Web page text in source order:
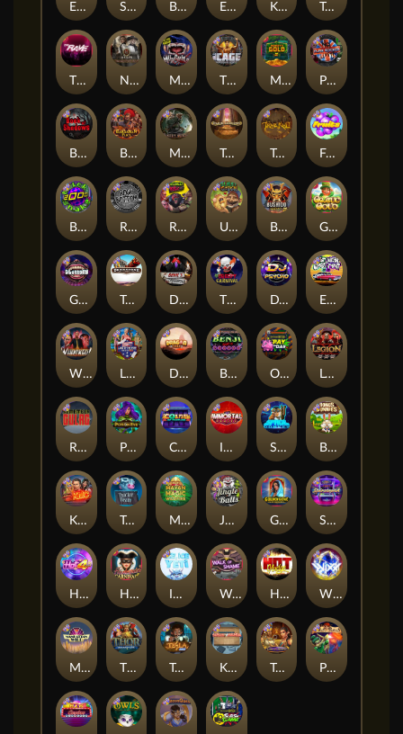
Munchies
Skate or Die
Nexus Tombstone RIP
Outsourced: Payday
Tombstone No Mercy
Manhattan Goes Wild
Roadkill
Kiss My Chainsaw
Book Of Shadows
Rock Bottom
Tractor Beam
The Cage
Hot Nudge
Space Donkey
El Pasa Gunfight xNudge
Land of the Free
Brick Snake 2000
Starstruck
Monkey's Gold xPays
Benji Killed in Vegas
Barbarian Fury
Poison Eve
Devil's Crossroad
Tomb of Nefertiti
Tomb of Akhenaten
Golden Genie And The Walking Wilds
Dragon Tribe
Immortal Fruits
Tesla Jolt
Evil Goblins xBomb
Coins of Fortune
Gluttony
Mayan Magic Wildfire
WiXX
Legion X
Fruits
Bonus Bunnies
DJ Psycho
Hot 4 Cash
Buffalo Hunter
Tombstone
Punk Rocker
Gaelic Gold
East Coast Vs West Coast
The Creepy Carnival
Whacked
Jingle Balls
Harlequin Carnival Walk of Shame
Misery Mining
Kitchen Drama: Sushi Mania Pixies vs Pirates
Thor: Hammer Time
Ice Ice Yeti
Remember Gulag
Karen Maneater
True kult
Bushido Way xNudge
Ugliest Catch
The Rave